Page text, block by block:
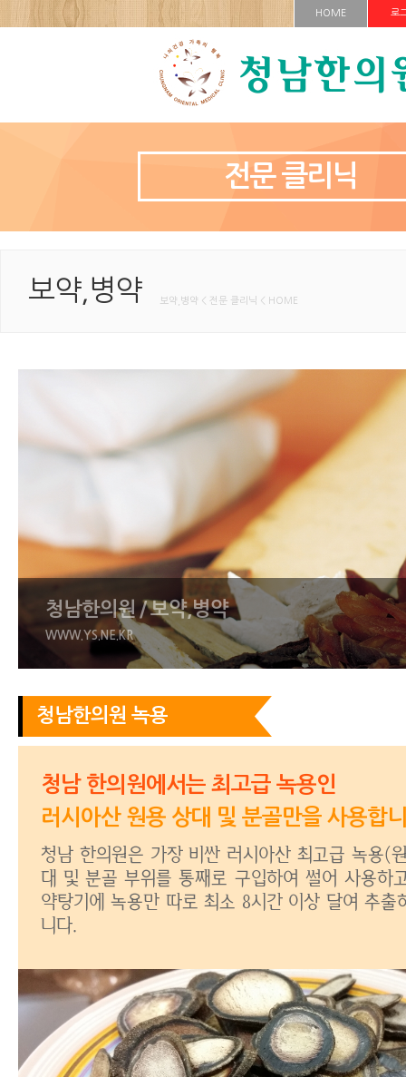
HOME 로
전문 클리닉
보약,병약 보약,병약 < 전문 클리닉 < HOME
청남한의원 / 보약,병약
WWW.YS.NE.KR
청남한의원 녹용
청남 한의원에서는 최고급 녹용인
러시아산 원용 상대 및 분골만을 사용합
청남 한의원은 가장 비싼 러시아산 최고급 녹용(
대 및 분골 부위를 통째로 구입하여 썰어 사용하
약탕기에 녹용만 따로 최소 8시간 이상 달여 추출
니다.